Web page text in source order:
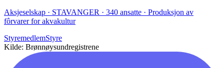
Aksjeselskap · STAVANGER · 340 ansatte · Produksjon av
fôrvarer for akvakultur
StyremedlemStyre
Kilde: Brønnøysundregistrene